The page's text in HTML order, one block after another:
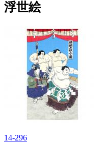
浮世絵
14-296